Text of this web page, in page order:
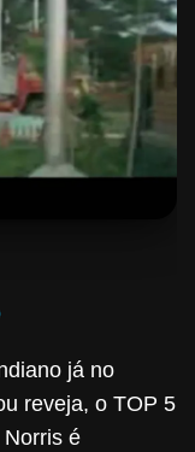
já no
reveja, o TOP 5
é